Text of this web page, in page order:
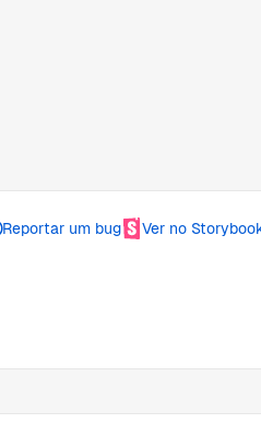
Reportar um bug Ver no